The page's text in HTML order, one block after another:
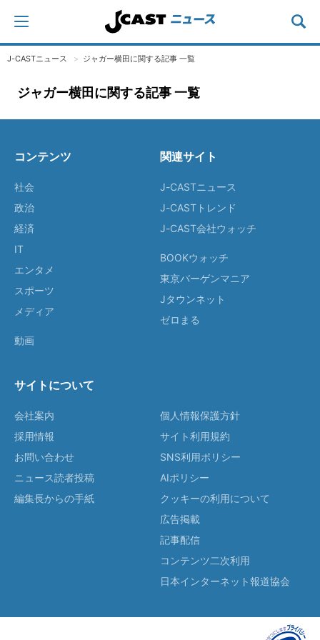
J-CASTニュース ジャガー横田に関する記事 一覧
ジャガー横田に関する記事 一覧
コンテンツ
社会
政治
経済
IT
エンタメ
スポーツ
メディア
動画
関連サイト
J-CASTニュース
J-CASTトレンド
J-CAST会社ウォッチ
BOOKウォッチ
東京バーゲンマニア
Jタウンネット
ゼロまる
サイトについて
会社案内
採用情報
お問い合わせ
ニュース読者投稿
編集長からの手紙
個人情報保護方針
サイト利用規約
SNS利用ポリシー
AIポリシー
クッキーの利用について
広告掲載
記事配信
コンテンツ二次利用
日本インターネット報道協会